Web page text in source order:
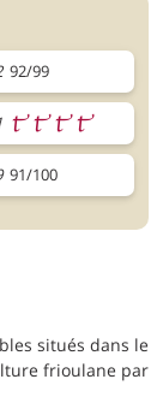
92/99
91/100
situés dans le
frioulane par